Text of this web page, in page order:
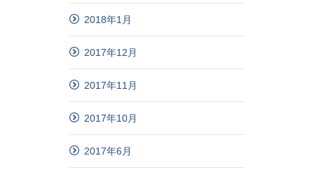
2018年1月
2017年12月
2017年11月
2017年10月
2017年6月